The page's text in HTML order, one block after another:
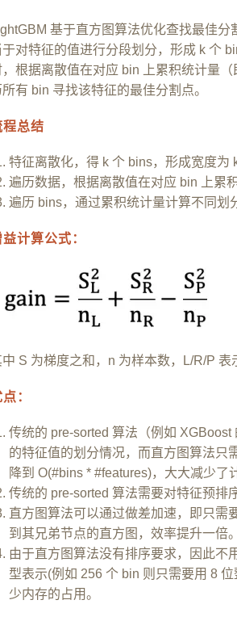
基于直方图算法优化查找最佳
于对特征的值进行分段划分，形成 k 个
，根据离散值在对应 bin 上累积统计量
所有 bin 寻找该特征的最佳分割点。
程总结
特征离散化，得 k 个 bins，形成宽度为
遍历数据，根据离散值在对应 bin 上累
遍历 bins，通过累积统计量计算不同划
计算公式：
中 S 为梯度之和，n 为样本数，L/R/P 表
：
传统的 pre-sorted 算法（例如
的特征值的划分情况，而直方图算法只
降到 O(#bins * #features)，大大减少了
传统的 pre-sorted 算法需要对特征预排
直方图算法可以通过做差加速，即只需
到其兄弟节点的直方图，效率提升一倍。
由于直方图算法没有排序要求，因此不
型表示(例如 256 个 bin 则只需要用 8
少内存的占用。